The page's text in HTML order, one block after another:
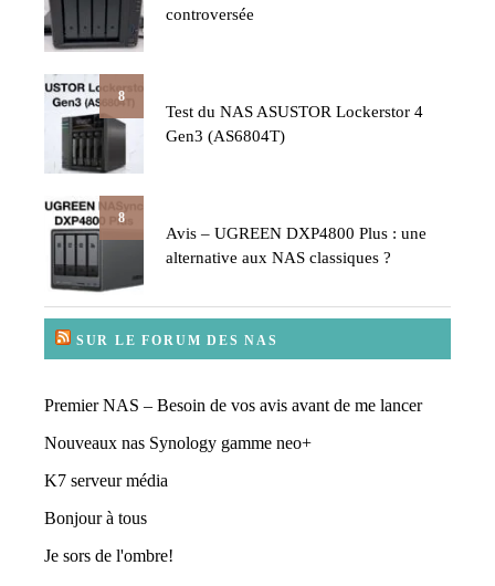
controversée
8
Test du NAS ASUSTOR Lockerstor 4
Gen3 (AS6804T)
8
Avis – UGREEN DXP4800 Plus : une
alternative aux NAS classiques ?
SUR LE FORUM DES NAS
Premier NAS – Besoin de vos avis avant de me lancer
Nouveaux nas Synology gamme neo+
K7 serveur média
Bonjour à tous
Je sors de l'ombre!